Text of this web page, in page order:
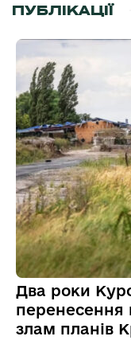
ПУБЛІКАЦІЇ
Два роки
перенесення
злам планів